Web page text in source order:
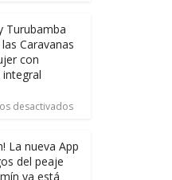
Turubamba
Caravanas
con
desactivados
La nueva App
del peaje
ya está